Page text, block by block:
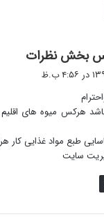
بخش نظرات
ب.ظ
هرکس میوه های
طبع مواد غذایی کار
سایت